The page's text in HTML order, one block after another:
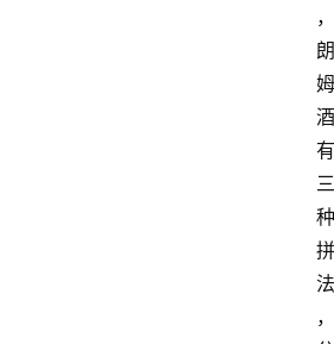
，
朗
姆
酒
有
三
种
拼
法
，